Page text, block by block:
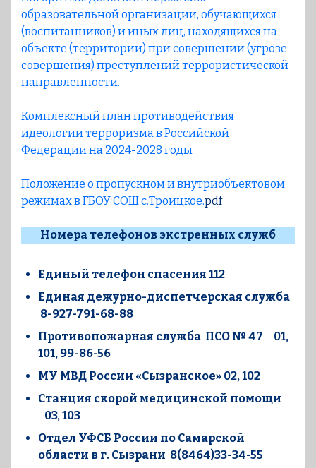
образовательной организации, обучающихся
(воспитанников) и иных лиц, находящихся на
объекте (территории) при совершении (угрозе
совершения) преступлений террористической
направленности.
Комплексный план противодействия
идеологии терроризма в Российской
Федерации на 2024-2028 годы
Положение о пропускном и внутриобъектовом
режимах в ГБОУ СОШ с.Троицкое.pdf
Номера телефонов экстренных служб
Единый телефон спасения 112
Единая дежурно-диспетчерская служба
8-927-791-68-88
Противопожарная служба ПСО № 47 01,
101, 99-86-56
МУ МВД России «Сызранское» 02, 102
Станция скорой медицинской помощи
03, 103
Отдел УФСБ России по Самарской
области в г. Сызрани 8(8464)33-34-55